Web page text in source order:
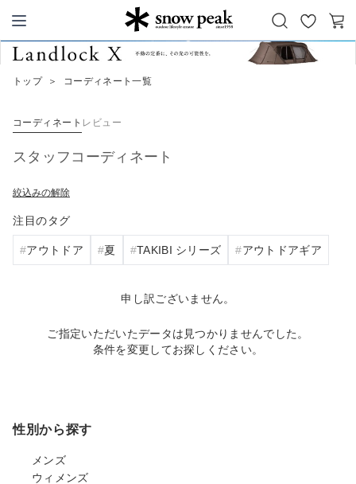
Snow Peak
お
気
カ
トップ ＞ コーディネート一覧
コーディネート レビュー
スタッフコーディネート
絞込みの解除
注目のタグ
アウトドア 夏 TAKIBI シリーズ アウトドアギア
申し訳ございません。
ご指定いただいたデータは見つかりませんでした。
条件を変更してお探しください。
性別から探す
メンズ
ウィメンズ